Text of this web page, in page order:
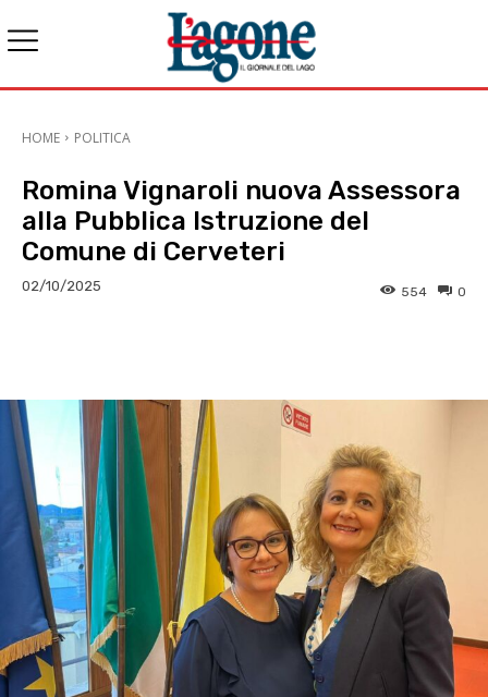
HOME POLITICA
Romina Vignaroli nuova Assessora
alla Pubblica Istruzione del
Comune di Cerveteri
02/10/2025 0
554